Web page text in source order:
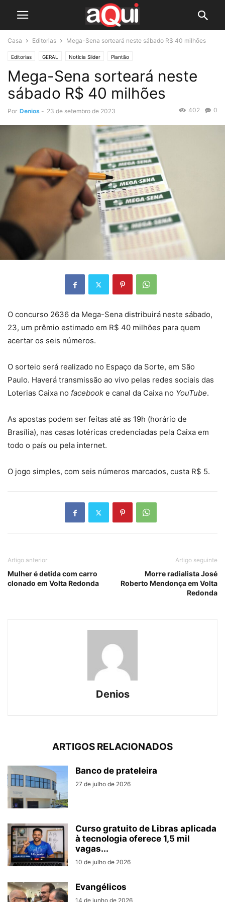
Casa Editorias Mega-Sena sorteará neste sábado R$ 40 milhões
Editorias GERAL Notícia Slider Plantão
Mega-Sena sorteará neste
sábado R$ 40 milhões
Por Denios - 23 de setembro de 2023 0
402
O concurso 2636 da Mega-Sena distribuirá neste sábado,
23, um prêmio estimado em R$ 40 milhões para quem
acertar os seis números.
O sorteio será realizado no Espaço da Sorte, em São
Paulo. Haverá transmissão ao vivo pelas redes sociais das
Loterias Caixa no facebook e canal da Caixa no YouTube.
As apostas podem ser feitas até as 19h (horário de
Brasília), nas casas lotéricas credenciadas pela Caixa em
todo o país ou pela internet.
O jogo simples, com seis números marcados, custa R$ 5.
Artigo anterior
Mulher é detida com carro
clonado em Volta Redonda
Artigo seguinte
Morre radialista José
Roberto Mendonça em Volta
Redonda
Denios
ARTIGOS RELACIONADOS
Banco de prateleira
27 de julho de 2026
Curso gratuito de Libras aplicada
à tecnologia oferece 1,5 mil
vagas...
10 de julho de 2026
Evangélicos
14 de junho de 2026